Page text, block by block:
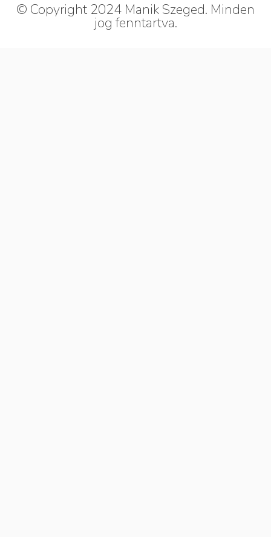
© Copyright 2024 Manik Szeged. Minden
jog fenntartva.